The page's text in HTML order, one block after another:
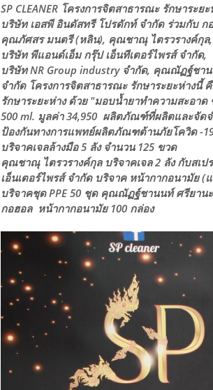
SP CLEANER โครงการจิตสาธารณะ รักษาระยะ
บริษัท เอสพี อินดัสทรี โปรดักท์ จำกัด ร่วมกับ
คุณภัศสร มนตรี (หลิน), คุณชาณุ ไตรวรางค์กุล,
บริษัท พีแอนด์เอ็ม กรุ๊ป เอ็นทีเตอร์ไพรส์ จำกัด,
บริษัท NR Group industry จำกัด, คุณณัฏฐ์ช
จำกัด โครงการจิตสาธารณะ รักษาระยะห่าง
รักษาระยะห่าง ด้วย "มอบน้ำยาทำความสะอาด
500 ml. มูลค่า 34,950 ผลิตภัณฑ์ที่ผลิตและจัด
ป้องกันทางการแพทย์ผลิตภัณฑต้านภัยโควิด -
บริจาคเจลล้างมือ 5 ลัง จำนวน 125 ขวด
คุณชาณุ ไตรวรางค์กุล บริจาคเจล 2 ลัง กับสเ
เอ็นเตอร์ไพรส์ จำกัด บริจาค หน้ากากอนามัย
บริจาคชุด PPE 50 ชุด คุณณัฏฐ์ชานนท์ ศรียา
กอฮอล หน้ากากอนามัย 100 กล่อง